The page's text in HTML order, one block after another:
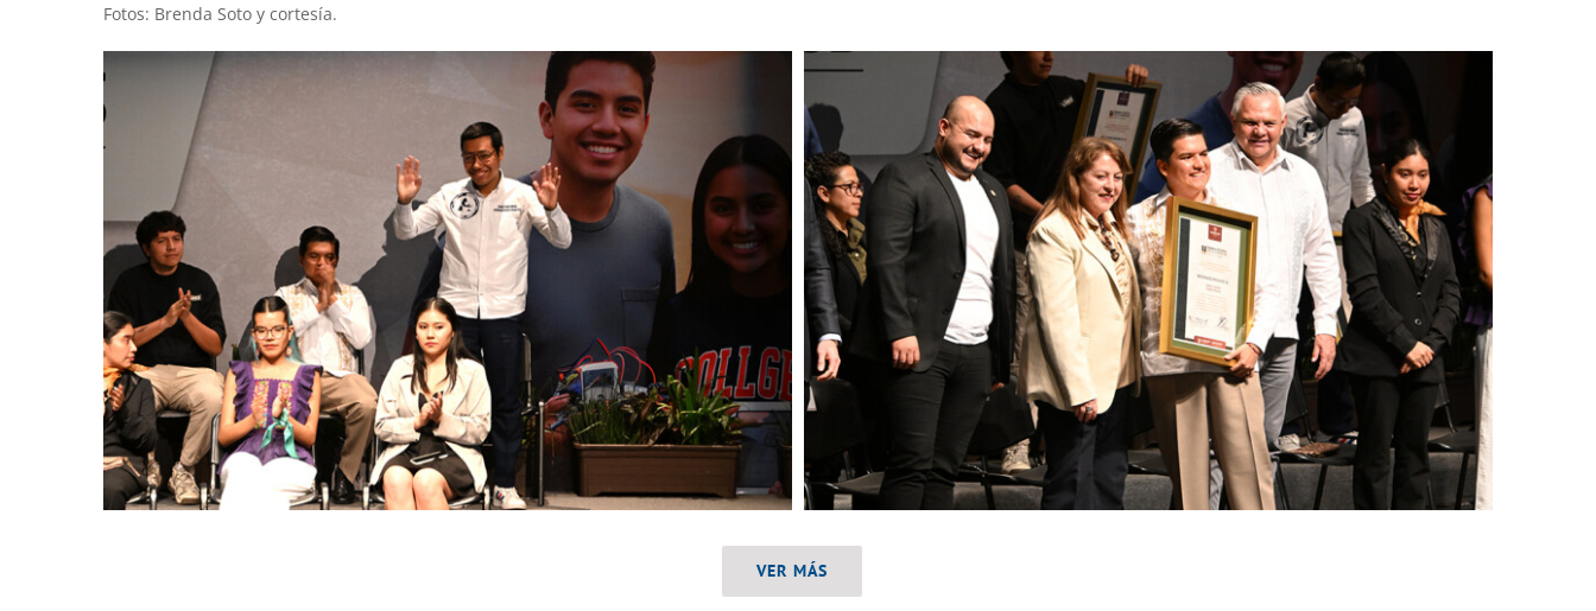
Fotos: Brenda Soto y cortesía.
VER MÁS